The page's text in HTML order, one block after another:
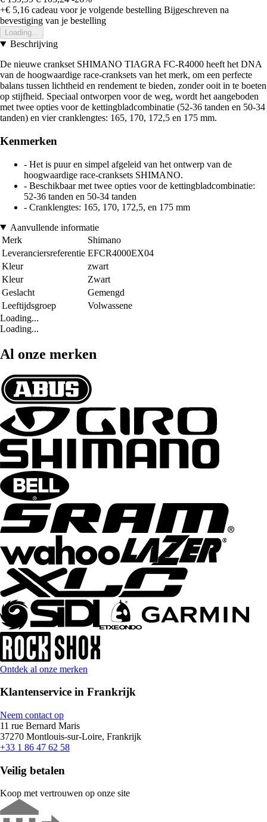
+€ 5,16 cadeau voor je volgende bestelling Bijgeschreven na
bevestiging van je bestelling
Loading...
Beschrijving
De nieuwe crankset SHIMANO TIAGRA FC-R4000 heeft het DNA
van de hoogwaardige race-cranksets van het merk, om een perfecte
balans tussen lichtheid en rendement te bieden, zonder ooit in te boeten
op stijfheid. Speciaal ontworpen voor de weg, wordt het aangeboden
met twee opties voor de kettingbladcombinatie (52-36 tanden en 50-34
tanden) en vier cranklengtes: 165, 170, 172,5 en 175 mm.
Kenmerken
- Het is puur en simpel afgeleid van het ontwerp van de
hoogwaardige race-cranksets SHIMANO.
- Beschikbaar met twee opties voor de kettingbladcombinatie:
52-36 tanden en 50-34 tanden
- Cranklengtes: 165, 170, 172,5, en 175 mm
Aanvullende informatie
Merk
Shimano
Leveranciersreferentie EFCR4000EX04
Kleur
zwart
Kleur
Zwart
Geslacht
Gemengd
Leeftijdsgroep
Volwassene
Loading...
Loading...
Al onze merken
Ontdek al onze merken
Klantenservice in Frankrijk
Neem contact op
11 rue Bernard Maris
37270 Montlouis-sur-Loire, Frankrijk
+33 1 86 47 62 58
Veilig betalen
Koop met vertrouwen op onze site